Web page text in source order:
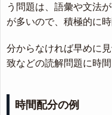
う問題は、語彙や文法
が多いので、積極的に
分からなければ早めに
致などの読解問題に時
時間配分の例